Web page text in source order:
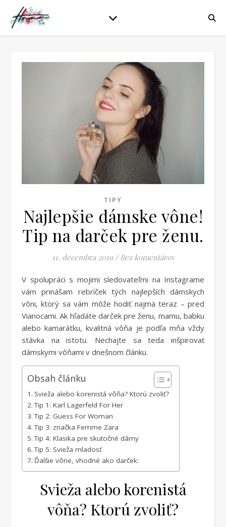
TIPY
Najlepšie dámske vône!
Tip na darček pre ženu.
11. decembra 2019 / Bez komentárov
V spolupráci s mojimi sledovateľmi na Instagrame
vám prinášam rebríček tých najlepších dámskych
vôni, ktorý sa vám môže hodiť najmä teraz – pred
Vianocami. Ak hľadáte darček pre ženu, mamu, babku
alebo kamarátku, kvalitná vôňa je podľa mňa vždy
stávka na istotu. Nechajte sa teda inšpirovať
dámskymi vôňami v dnešnom článku.
Obsah článku
Svieža alebo korenistá vôňa? Ktorú zvoliť?
Tip 1: Karl Lagerfeld For Her
Tip 2: Guess For Woman
Tip 3: značka Femme Zara
Tip 4: Klasika pre skutočné dámy
Tip 5: Svieža mladosť
Ďalšie vône, vhodné ako darček:
Svieža alebo korenistá
vôňa? Ktorú zvoliť?